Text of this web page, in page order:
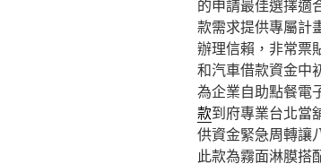
的申請最佳選擇適
款需求提供專屬計
辦理信賴，非常票
和汽車借款資金中
為企業自助點餐電
款到府專業台北當
供資金緊急周轉讓
此款為霧面淋膜搭